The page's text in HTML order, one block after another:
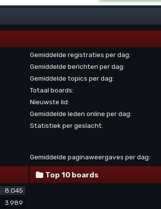
Gemiddelde registraties per dag:
Gemiddelde berichten per dag:
Gemiddelde topics per dag:
Totaal boards:
Nieuwste lid:
Gemiddelde leden online per dag:
Statistiek per geslacht:
Gemiddelde paginaweergaves per dag:
8.045
3.989
Top 10 boards